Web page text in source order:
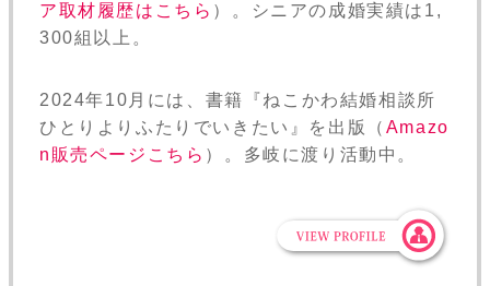
ア取材履歴はこちら ）。シニアの成婚実績は1,
300組以上。
2024年10月には、書籍『ねこかわ結婚相談所
ひとりよりふたりでいきたい』を出版（ Amazo
n販売ページこちら ）。多岐に渡り活動中。